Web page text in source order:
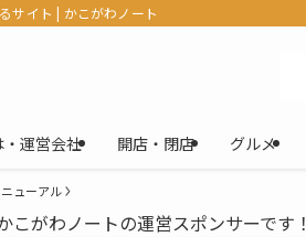
サイト | かこがわノート
運営会社 開店・閉店 グルメ
ューアル
こがわノートの運営スポンサーです！